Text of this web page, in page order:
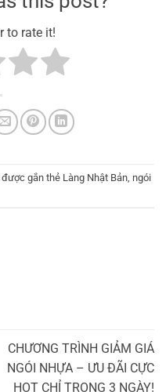
to rate it!
được gắn thẻ Làng Nhật Bản ngói
CHƯƠNG TRÌNH GIẢM GIÁ
NGÓI NHỰA – ƯU ĐÃI CỰC
HOT CHỈ TRONG 3 NGÀY!